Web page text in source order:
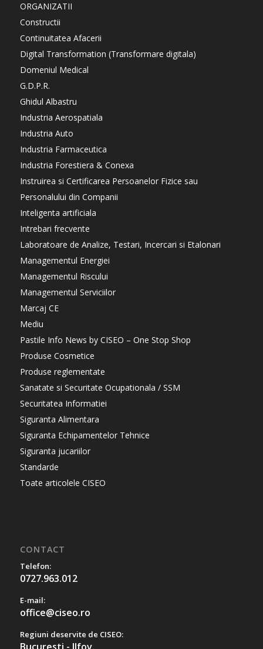
ORGANIZATII
Constructii
Continuitatea Afacerii
Digital Transformation (Transformare digitala)
Domeniul Medical
G.D.P.R.
Ghidul Albastru
Industria Aerospatiala
Industria Auto
Industria Farmaceutica
Industria Forestiera & Conexa
Instruirea si Certificarea Persoanelor Fizice sau
Personalului din Companii
Inteligenta artificiala
Intrebari frecvente
Laboratoare de Analize, Testari, Incercari si Etalonari
Managementul Energiei
Managementul Riscului
Managementul Serviciilor
Marcaj CE
Mediu
Pastile Info News by CISEO – One Stop Shop
Produse Cosmetice
Produse reglementate
Sanatate si Securitate Ocupationala / SSM
Securitatea Informatiei
Siguranta Alimentara
Siguranta Echipamentelor Tehnice
Siguranta jucariilor
Standarde
Toate articolele CISEO
CONTACT
Telefon:
0727.963.012
E-mail:
office@ciseo.ro
Regiuni deservite de CISEO: